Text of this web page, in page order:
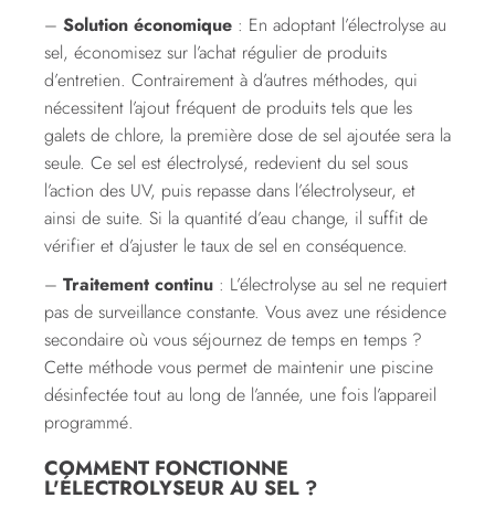
– Solution économique : En adoptant l’électrolyse au
sel, économisez sur l’achat régulier de produits
d’entretien. Contrairement à d’autres méthodes, qui
nécessitent l’ajout fréquent de produits tels que les
galets de chlore, la première dose de sel ajoutée sera la
seule. Ce sel est électrolysé, redevient du sel sous
l’action des UV, puis repasse dans l’électrolyseur, et
ainsi de suite. Si la quantité d’eau change, il suffit de
vérifier et d’ajuster le taux de sel en conséquence.
– Traitement continu : L’électrolyse au sel ne requiert
pas de surveillance constante. Vous avez une résidence
secondaire où vous séjournez de temps en temps ?
Cette méthode vous permet de maintenir une piscine
désinfectée tout au long de l’année, une fois l’appareil
programmé.
COMMENT FONCTIONNE
L'ÉLECTROLYSEUR AU SEL ?